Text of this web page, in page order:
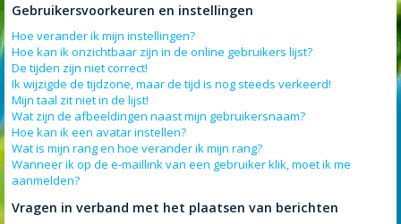
Gebruikersvoorkeuren en instellingen
Hoe verander ik mijn instellingen?
Hoe kan ik onzichtbaar zijn in de online gebruikers lijst?
De tijden zijn niet correct!
Ik wijzigde de tijdzone, maar de tijd is nog steeds verkeerd!
Mijn taal zit niet in de lijst!
Wat zijn de afbeeldingen naast mijn gebruikersnaam?
Hoe kan ik een avatar instellen?
Wat is mijn rang en hoe verander ik mijn rang?
Wanneer ik op de e-maillink van een gebruiker klik, moet ik me
aanmelden?
Vragen in verband met het plaatsen van berichten